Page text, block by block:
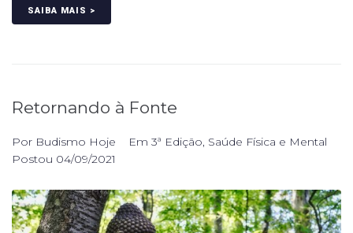
SAIBA MAIS >
Retornando à Fonte
Por Budismo Hoje Em 3ª Edição, Saúde Física e Mental
Postou 04/09/2021